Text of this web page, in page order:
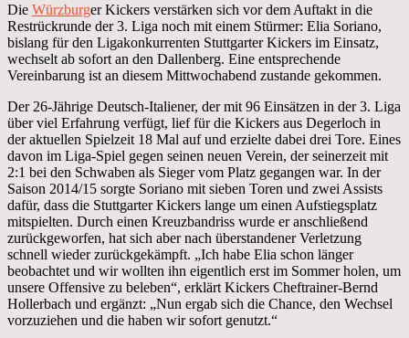
Die Würzburger Kickers verstärken sich vor dem Auftakt in die
Restrückrunde der 3. Liga noch mit einem Stürmer: Elia Soriano,
bislang für den Ligakonkurrenten Stuttgarter Kickers im Einsatz,
wechselt ab sofort an den Dallenberg. Eine entsprechende
Vereinbarung ist an diesem Mittwochabend zustande gekommen.
Der 26-Jährige Deutsch-Italiener, der mit 96 Einsätzen in der 3. Liga
über viel Erfahrung verfügt, lief für die Kickers aus Degerloch in
der aktuellen Spielzeit 18 Mal auf und erzielte dabei drei Tore. Eines
davon im Liga-Spiel gegen seinen neuen Verein, der seinerzeit mit
2:1 bei den Schwaben als Sieger vom Platz gegangen war. In der
Saison 2014/15 sorgte Soriano mit sieben Toren und zwei Assists
dafür, dass die Stuttgarter Kickers lange um einen Aufstiegsplatz
mitspielten. Durch einen Kreuzbandriss wurde er anschließend
zurückgeworfen, hat sich aber nach überstandener Verletzung
schnell wieder zurückgekämpft. „Ich habe Elia schon länger
beobachtet und wir wollten ihn eigentlich erst im Sommer holen, um
unsere Offensive zu beleben“, erklärt Kickers Cheftrainer-Bernd
Hollerbach und ergänzt: „Nun ergab sich die Chance, den Wechsel
vorzuziehen und die haben wir sofort genutzt.“